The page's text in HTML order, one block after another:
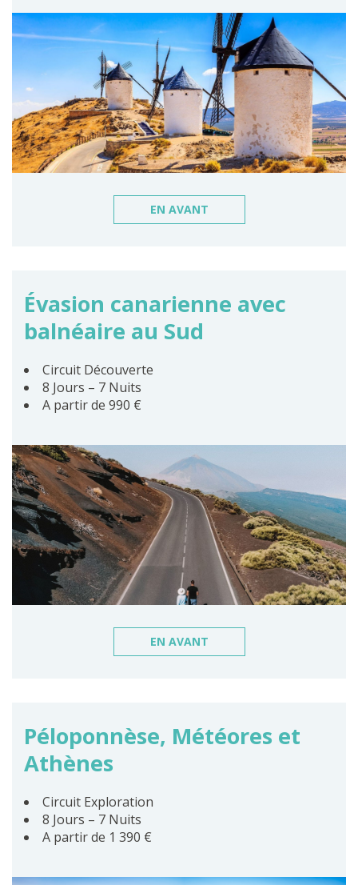
EN AVANT
Évasion canarienne avec
balnéaire au Sud
Circuit Découverte
8 Jours – 7 Nuits
A partir de 990 €
EN AVANT
Péloponnèse, Météores et
Athènes
Circuit Exploration
8 Jours – 7 Nuits
A partir de 1 390 €